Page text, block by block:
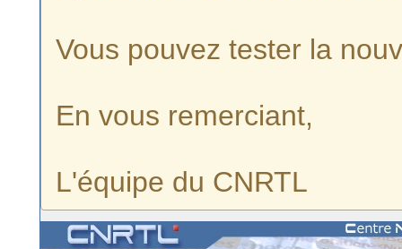
Vous pouvez tester la
En vous remerciant,
L'équipe du CNRTL